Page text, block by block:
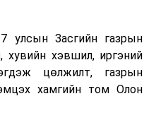
үүрэг
улсын Засгийн газрын
хувийн хэвшил, иргэний
цөлжилт, газрын
хамгийн том Олон